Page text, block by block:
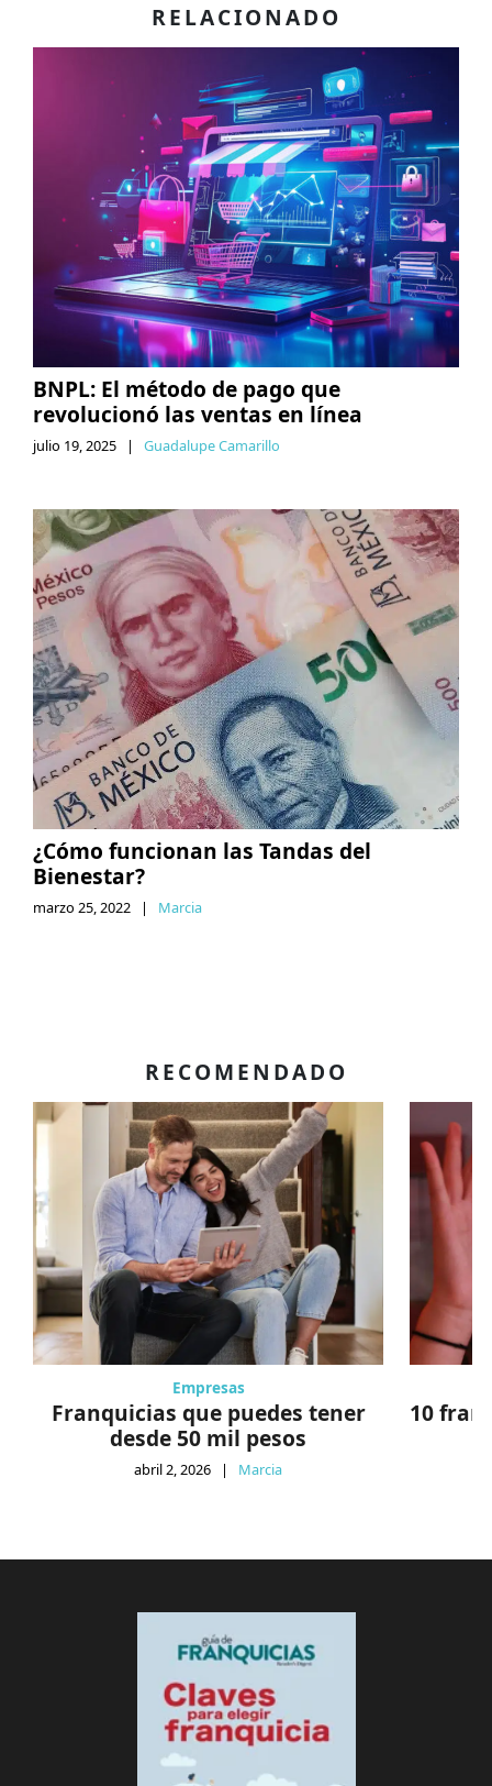
RELACIONADO
BNPL: El método de pago que
revolucionó las ventas en línea
julio 19, 2025 | Guadalupe Camarillo
¿Cómo funcionan las Tandas del
Bienestar?
marzo 25, 2022 | Marcia
RECOMENDADO
Empresas
Franquicias que puedes tener
desde 50 mil pesos
abril 2, 2026 | Marcia
10